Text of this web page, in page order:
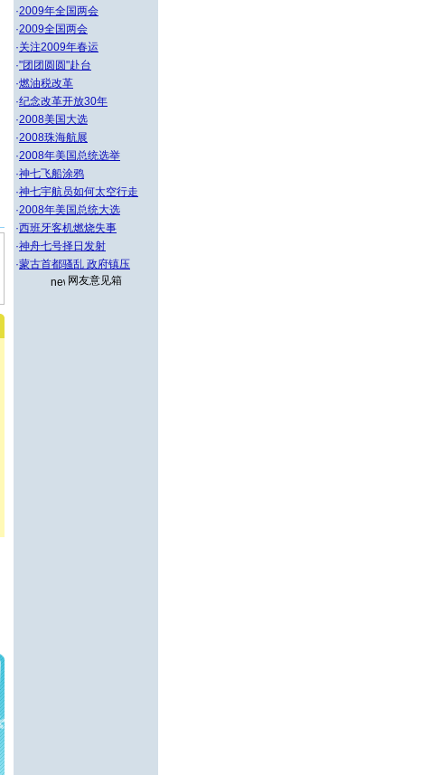
·2009年全国两会
·2009全国两会
·关注2009年春运
·"团团圆圆"赴台
·燃油税改革
·纪念改革开放30年
·2008美国大选
·2008珠海航展
·2008年美国总统选举
·神七飞船涂鸦
·神七宇航员如何太空行走
·2008年美国总统大选
·西班牙客机燃烧失事
·神舟七号择日发射
·蒙古首都骚乱 政府镇压
网友意见箱